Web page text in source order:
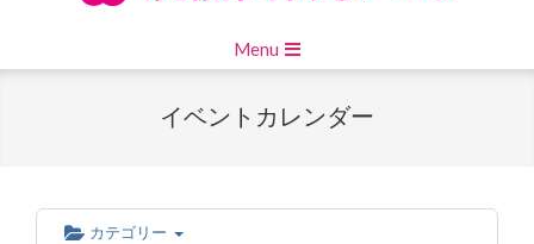
Navigation
Menu
イベントカレンダー
カテゴリー